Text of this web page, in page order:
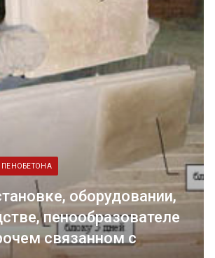
ПЕНОБЕТОНА
оборудовании,
пенообразователе
связанном с